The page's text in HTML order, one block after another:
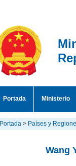
Portada Ministerio
Portada > Países y
Wang